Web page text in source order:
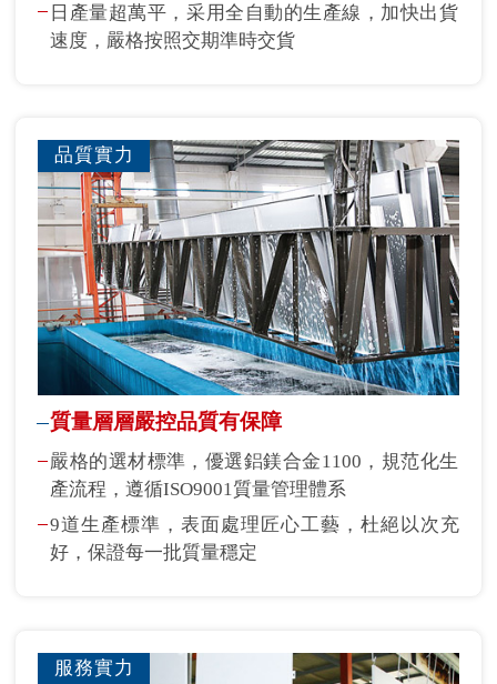
日產量超萬平，采用全自動的生產線，加快出貨
速度，嚴格按照交期準時交貨
品質實力
質量層層嚴控品質有保障
嚴格的選材標準，優選鋁鎂合金1100，規范化生
產流程，遵循ISO9001質量管理體系
9道生產標準，表面處理匠心工藝，杜絕以次充
好，保證每一批質量穩定
服務實力